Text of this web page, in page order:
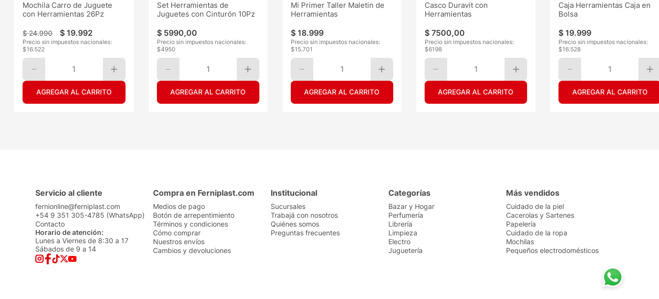
Mochila Carro de Juguete
con Herramientas 26Pz
$ 24.990 $ 19.992
Precio sin impuestos nacionales:
$16.522
1
AGREGAR AL CARRITO
Set Herramientas de
Juguetes con Cinturón 10Pz
$ 5990,00
Precio sin impuestos nacionales:
$4950
1
AGREGAR AL CARRITO
Mi Primer Taller Maletin de
Herramientas
$ 18.999
Precio sin impuestos nacionales:
$15.701
1
AGREGAR AL CARRITO
Casco Duravit con
Herramientas
$ 7500,00
Precio sin impuestos nacionales:
$6198
1
AGREGAR AL CARRITO
Caja Herramientas Caja en
Bolsa
$ 19.999
Precio sin impuestos nacionales:
$16.528
1
AGREGAR AL CARRITO
Servicio al cliente
fernionline@ferniplast.com
+54 9 351 305-4785 (WhatsApp)
Contacto
Horario de atención:
Lunes a Viernes de 8:30 a 17
Sábados de 9 a 14
Compra en Ferniplast.com
Medios de pago
Botón de arrepentimiento
Términos y condiciones
Cómo comprar
Nuestros envíos
Cambios y devoluciones
Institucional
Sucursales
Trabajá con nosotros
Quiénes somos
Preguntas frecuentes
Categorías
Bazar y Hogar
Perfumería
Librería
Limpieza
Electro
Juguetería
Más vendidos
Cuidado de la piel
Cacerolas y Sartenes
Papelería
Cuidado de la ropa
Mochilas
Pequeños electrodomésticos